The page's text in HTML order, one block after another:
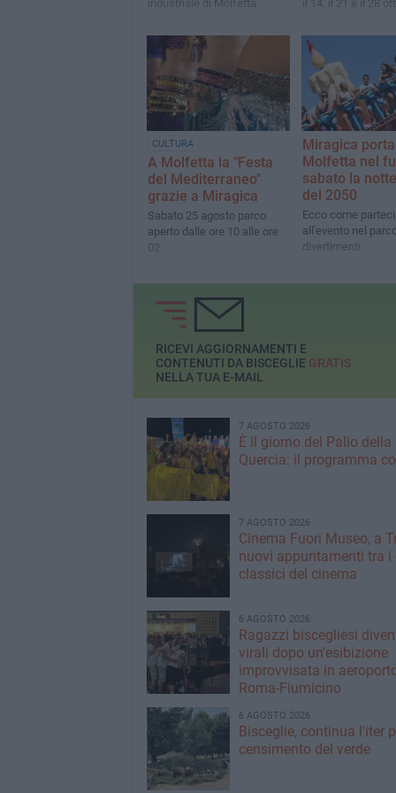
industriale di Molfetta
il 14, il 21 e il 28
CULTURA
A Molfetta la "Festa
del Mediterraneo"
grazie a Miragica
Sabato 25 agosto parco
aperto dalle ore 10 alle ore
02
Miragica porta
Molfetta nel
sabato la
del 2050
Ecco come
all'evento nel
divertimenti
RICEVI AGGIORNAMENTI E
CONTENUTI DA BISCEGLIE GRATIS
NELLA TUA E-MAIL
7 AGOSTO 2026
È il giorno del Palio della
Quercia: il programma
7 AGOSTO 2026
Cinema Fuori Museo, a
nuovi appuntamenti tra i
classici del cinema
6 AGOSTO 2026
Ragazzi biscegliesi
virali dopo un'esibizione
improvvisata in
Roma-Fiumicino
6 AGOSTO 2026
Bisceglie, continua l'iter
censimento del verde